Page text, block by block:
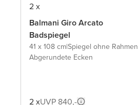
2 x
Balmani Giro Arcato
Badspiegel
41 x 108 cm|Spiegel ohne Rahmen
Abgerundete Ecken
2 xUVP 840,-